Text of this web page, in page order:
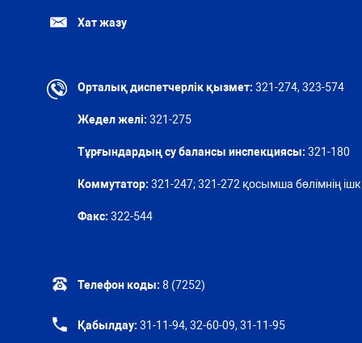
Хат жазу
Орталық диспетчерлік қызмет: 321-274, 323-574
Жедел желі: 321-275
Тұрғындардың су балансы инспекциясы: 321-180
Коммутатор: 321-247; 321-272 қосымша бөлімнің ішкі
Факс: 322-544
Телефон коды: 8 (7252)
Қабылдау: 31-11-94, 32-60-09, 31-11-95